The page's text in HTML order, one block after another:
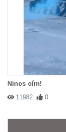
Nincs cím!
11982 0